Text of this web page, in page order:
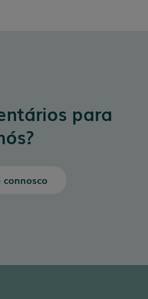
para
connosco